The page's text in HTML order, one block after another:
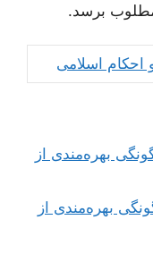
مطلوب برسد.
اسلامی
بهره‌مندی از
بهره‌مندی از